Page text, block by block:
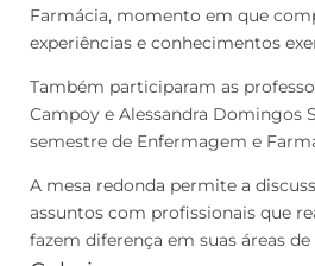
Farmácia, momento em que
experiências e conhecimentos
Também participaram as
Campoy e Alessandra Domingos
semestre de Enfermagem e
A mesa redonda permite a
assuntos com profissionais que
fazem diferença em suas áreas de